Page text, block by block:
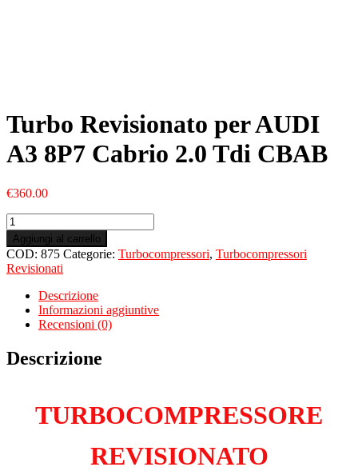
Turbo Revisionato per AUDI
A3 8P7 Cabrio 2.0 Tdi CBAB
€360.00
Turbo
Revisionato
per
AUDI
A3
Cabrio
CBAB
quantità
Aggiungi al carrello
COD: 875 Categorie: Turbocompressori, Turbocompressori
Revisionati
Descrizione
Informazioni aggiuntive
Recensioni (0)
Descrizione
TURBOCOMPRESSORE
REVISIONATO